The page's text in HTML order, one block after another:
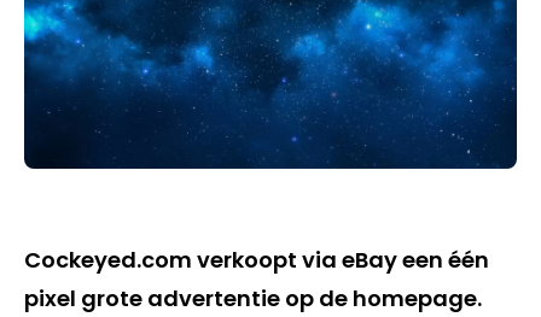
Cockeyed.com verkoopt via eBay een één
pixel grote advertentie op de homepage.